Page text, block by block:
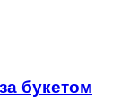
букетом